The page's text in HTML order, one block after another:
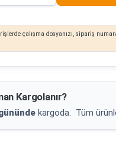
çalışma dosyanızı, sipariş
Kargolanır?
kargoda. Tüm